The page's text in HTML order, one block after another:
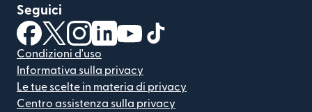
Seguici
(si apre in una nuova finestra)
(si apre in una nuova finestra)
(si apre in una nuova finestra)
(si apre in una nuova finestra)
(si apre in una nuova finestra)
Condizioni d'uso
Informativa sulla privacy
Le tue scelte in materia di privacy
Centro assistenza sulla privacy